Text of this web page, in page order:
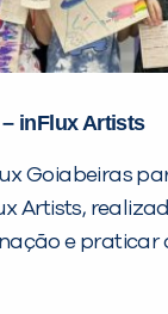
inFlux Artists
Goiabeiras
Artists,
e praticar